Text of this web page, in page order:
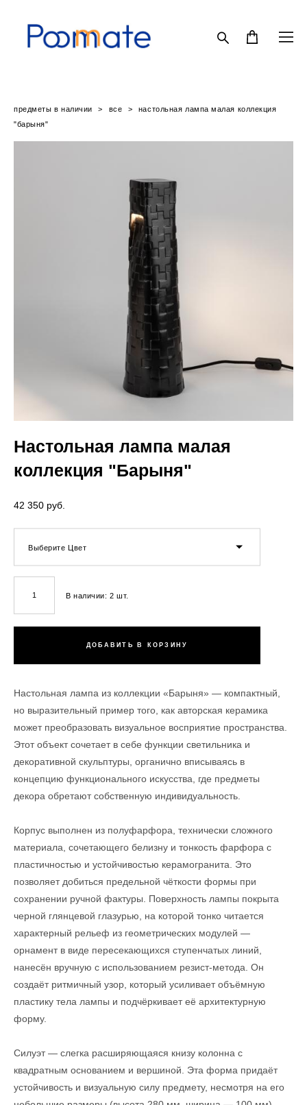
предметы в наличии > все >
настольная лампа малая коллекция
"барыня"
Настольная лампа малая
коллекция "Барыня"
42 350 pуб.
Выберите Цвет
В наличии:2 шт.
ДОБАВИТЬ В КОРЗИНУ
Настольная лампа из коллекции «Барыня» — компактный,
но выразительный пример того, как авторская керамика
может преобразовать визуальное восприятие пространства.
Этот объект сочетает в себе функции светильника и
декоративной скульптуры, органично вписываясь в
концепцию функционального искусства, где предметы
декора обретают собственную индивидуальность.
Корпус выполнен из полуфарфора, технически сложного
материала, сочетающего белизну и тонкость фарфора с
пластичностью и устойчивостью керамогранита. Это
позволяет добиться предельной чёткости формы при
сохранении ручной фактуры. Поверхность лампы покрыта
черной глянцевой глазурью, на которой тонко читается
характерный рельеф из геометрических модулей —
орнамент в виде пересекающихся ступенчатых линий,
нанесён вручную с использованием резист-метода. Он
создаёт ритмичный узор, который усиливает объёмную
пластику тела лампы и подчёркивает её архитектурную
форму.
Силуэт — слегка расширяющаяся книзу колонна с
квадратным основанием и вершиной. Эта форма придаёт
устойчивость и визуальную силу предмету, несмотря на его